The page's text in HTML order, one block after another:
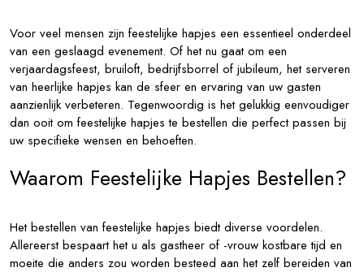
Voor veel mensen zijn feestelijke hapjes een essentieel onderdeel
van een geslaagd evenement. Of het nu gaat om een
verjaardagsfeest, bruiloft, bedrijfsborrel of jubileum, het serveren
van heerlijke hapjes kan de sfeer en ervaring van uw gasten
aanzienlijk verbeteren. Tegenwoordig is het gelukkig eenvoudiger
dan ooit om feestelijke hapjes te bestellen die perfect passen bij
uw specifieke wensen en behoeften.
Waarom Feestelijke Hapjes Bestellen?
Het bestellen van feestelijke hapjes biedt diverse voordelen.
Allereerst bespaart het u als gastheer of -vrouw kostbare tijd en
moeite die anders zou worden besteed aan het zelf bereiden van